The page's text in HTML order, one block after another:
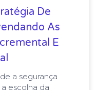
De
As
E
a segurança
escolha da